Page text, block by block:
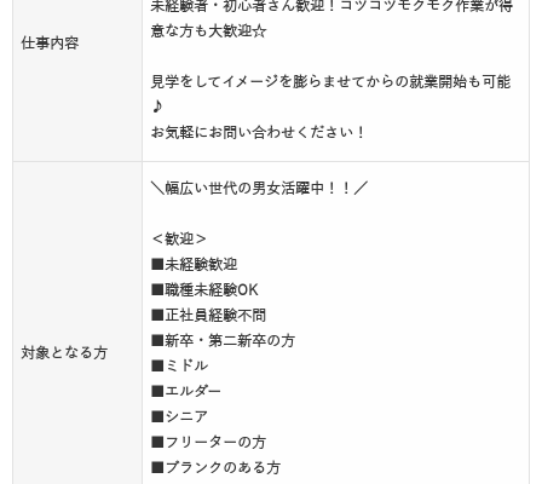
仕事内容
未経験者・初心者さん歓迎！コツコツモクモク作業が得
意な方も大歓迎☆
見学をしてイメージを膨らませてからの就業開始も可能
♪
お気軽にお問い合わせください！
対象となる方
＼幅広い世代の男女活躍中！！／
＜歓迎＞
■未経験歓迎
■職種未経験OK
■正社員経験不問
■新卒・第二新卒の方
■ミドル
■エルダー
■シニア
■フリーターの方
■ブランクのある方